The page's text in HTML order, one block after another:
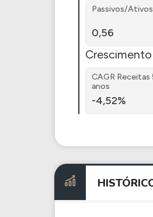
Passivos/Ativos
0,56
Crescimento
CAGR Receitas
anos
-4,52%